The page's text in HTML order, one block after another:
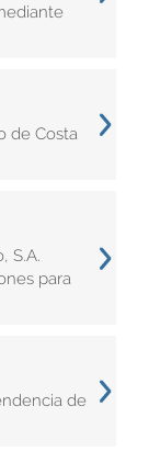
de Costa
S.A.
para
de